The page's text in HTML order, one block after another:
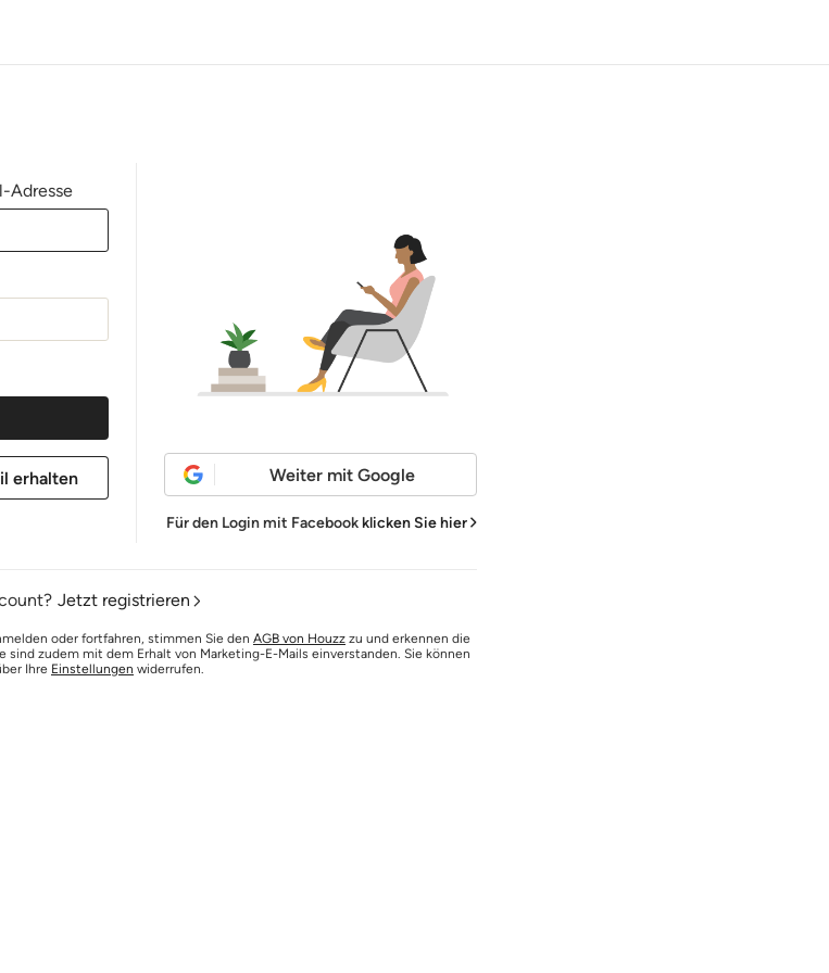
Adresse
Weiter mit Google
Für den Login mit Facebookklicken Sie hier
Jetzt registrieren
oder fortfahren, stimmen Sie den AGB von Houzz zu und erkennen die
sind zudem mit dem Erhalt von Marketing-E-Mails einverstanden. Sie können
Ihre Einstellungen widerrufen.